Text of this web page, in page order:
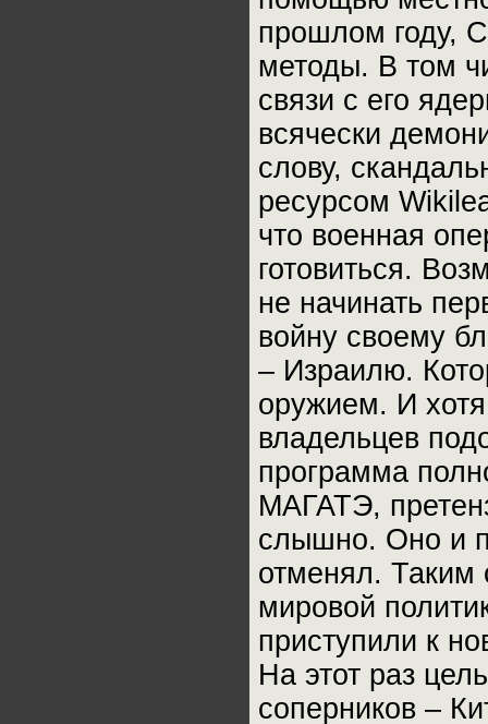
прошлом году,
методы. В том
связи с его
всячески
слову,
ресурсом
что военная
готовиться.
не начинать
войну своему
– Израилю.
оружием. И
владельцев
программа
МАГАТЭ,
слышно. Оно и
отменял. Таким
мировой
приступили к
На этот раз
соперников –